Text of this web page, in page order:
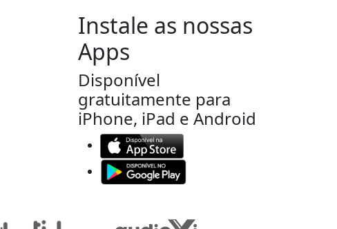
Instale as nossas
Apps
Disponível
gratuitamente para
iPhone, iPad e Android